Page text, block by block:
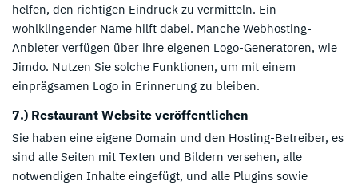
helfen, den richtigen Eindruck zu vermitteln. Ein
wohlklingender Name hilft dabei. Manche Webhosting-
Anbieter verfügen über ihre eigenen Logo-Generatoren, wie
Jimdo. Nutzen Sie solche Funktionen, um mit einem
einprägsamen Logo in Erinnerung zu bleiben.
7.) Restaurant Website veröffentlichen
Sie haben eine eigene Domain und den Hosting-Betreiber, es
sind alle Seiten mit Texten und Bildern versehen, alle
notwendigen Inhalte eingefügt, und alle Plugins sowie